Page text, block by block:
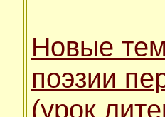
Новые
поэзии
(урок